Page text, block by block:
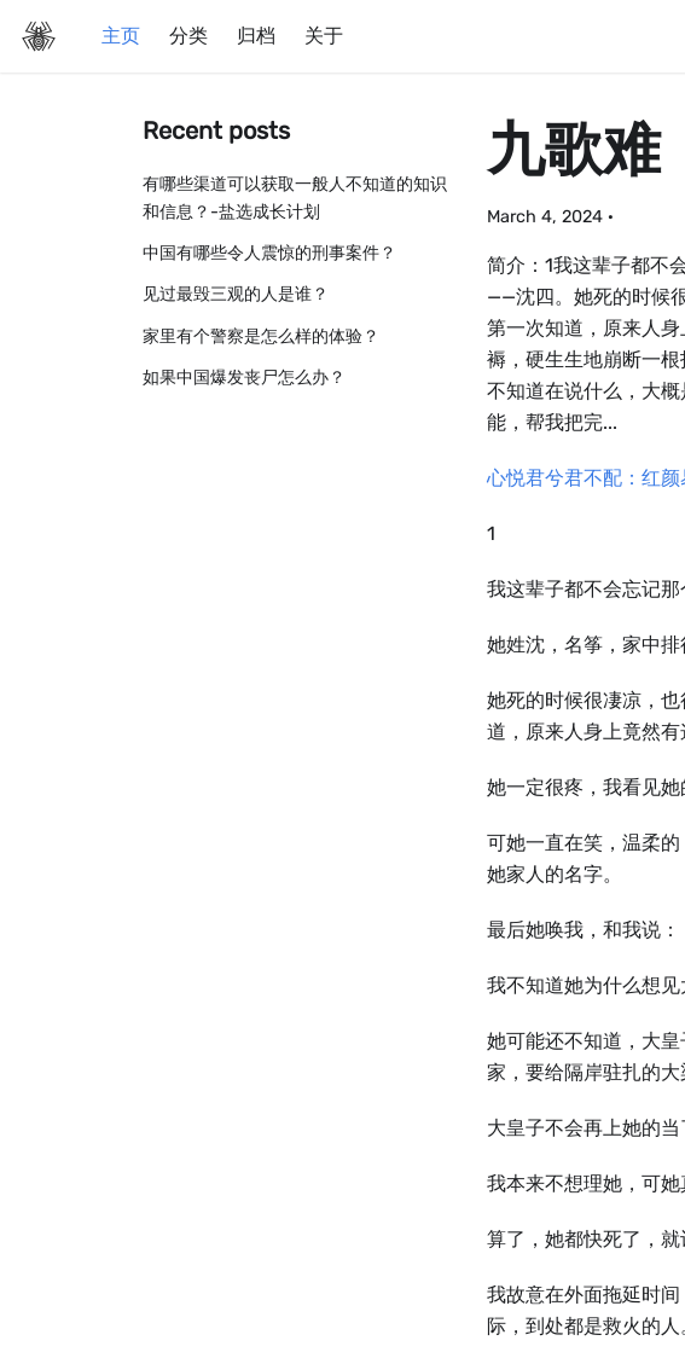
主页 分类 归档 关于
Recent posts
有哪些渠道可以获取一般人不知道的知识
和信息？-盐选成长计划
中国有哪些令人震惊的刑事案件？
见过最毁三观的人是谁？
家里有个警察是怎么样的体验？
如果中国爆发丧尸怎么办？
九歌难
March 4, 2024 ·
简介：1我这辈子都不
——沈四。她死的时候
第一次知道，原来人
褥，硬生生地崩断一
不知道在说什么，大
能，帮我把完...
心悦君兮君不配：红
1
我这辈子都不会忘记那
她姓沈，名筝，家中
她死的时候很凄凉，
道，原来人身上竟然有
她一定很疼，我看见她
可她一直在笑，温柔
她家人的名字。
最后她唤我，和我说
我不知道她为什么想见
她可能还不知道，大
家，要给隔岸驻扎的大
大皇子不会再上她的
我本来不想理她，可她
算了，她都快死了，就
我故意在外面拖延时
际，到处都是救火的人